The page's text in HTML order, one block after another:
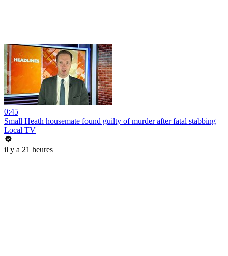
0:45
Small Heath housemate found guilty of murder after fatal stabbing
Local TV
il y a 21 heures